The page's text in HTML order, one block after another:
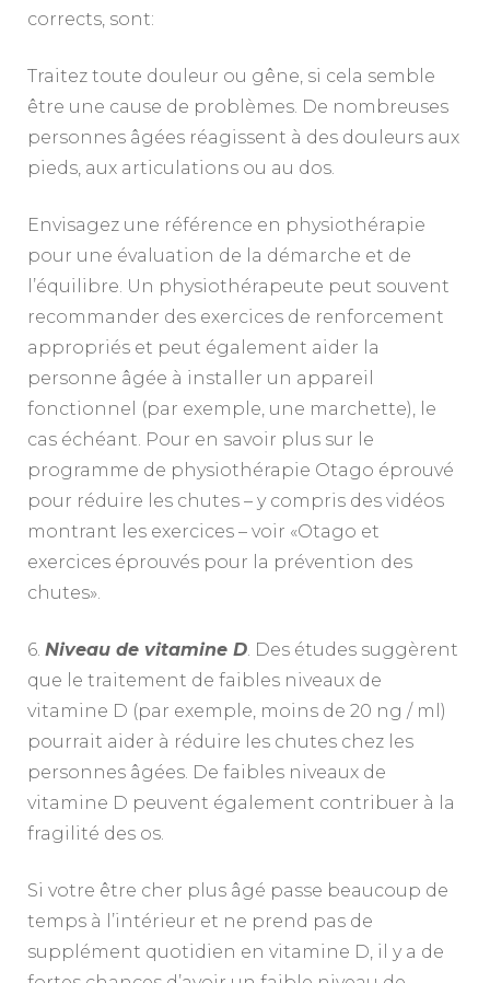
corrects, sont:
Traitez toute douleur ou gêne, si cela semble
être une cause de problèmes. De nombreuses
personnes âgées réagissent à des douleurs aux
pieds, aux articulations ou au dos.
Envisagez une référence en physiothérapie
pour une évaluation de la démarche et de
l’équilibre. Un physiothérapeute peut souvent
recommander des exercices de renforcement
appropriés et peut également aider la
personne âgée à installer un appareil
fonctionnel (par exemple, une marchette), le
cas échéant. Pour en savoir plus sur le
programme de physiothérapie Otago éprouvé
pour réduire les chutes – y compris des vidéos
montrant les exercices – voir «Otago et
exercices éprouvés pour la prévention des
chutes».
6. Niveau de vitamine D. Des études suggèrent
que le traitement de faibles niveaux de
vitamine D (par exemple, moins de 20 ng / ml)
pourrait aider à réduire les chutes chez les
personnes âgées. De faibles niveaux de
vitamine D peuvent également contribuer à la
fragilité des os.
Si votre être cher plus âgé passe beaucoup de
temps à l’intérieur et ne prend pas de
supplément quotidien en vitamine D, il y a de